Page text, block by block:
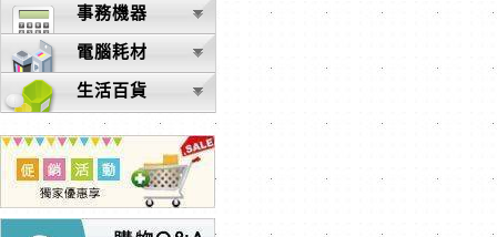
事務機器
電腦耗材
生活百貨